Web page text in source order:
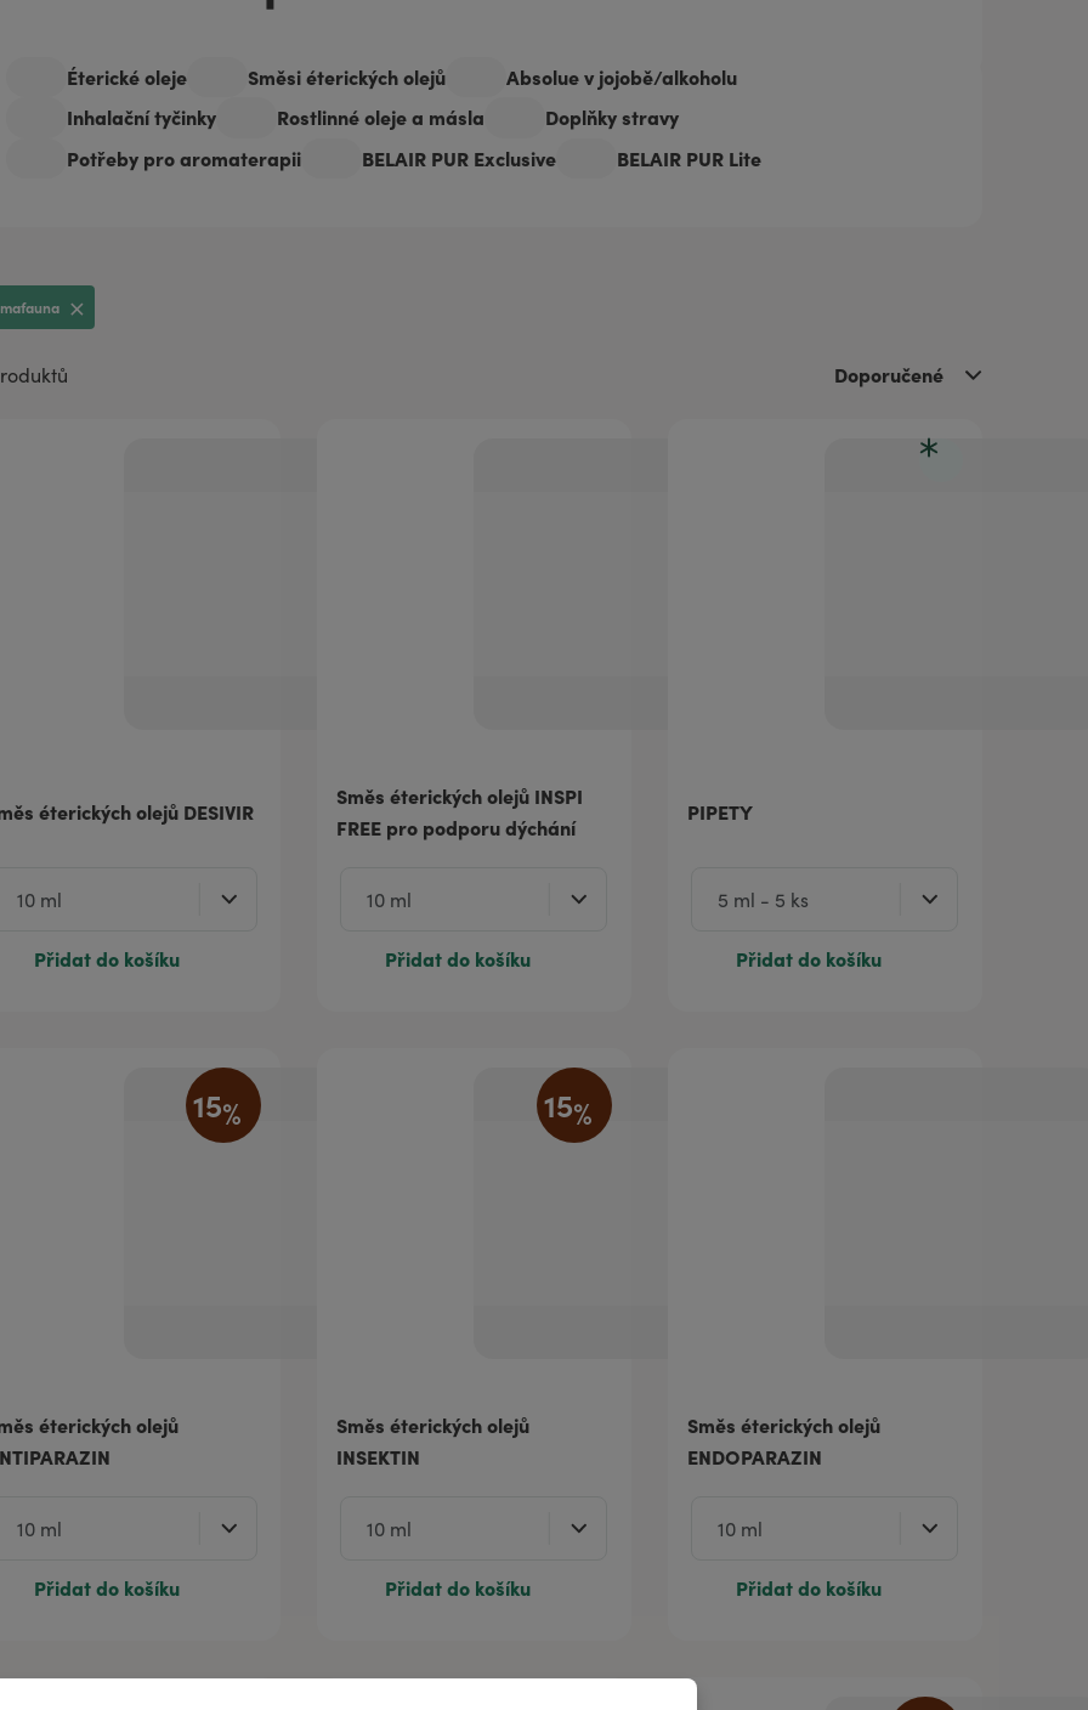
Éterické oleje Směsi éterických olejů
Absolue v jojobě/alkoholu
Inhalační tyčinky
Rostlinné oleje a másla
Doplňky stravy
Potřeby pro aromaterapii
BELAIR PUR Exclusive BELAIR PUR Lite
Doporučené
éterických olejů DESIVIR
Přidat do košíku
Směs éterických olejů INSPI
FREE pro podporu dýchání
Přidat do košíku
PIPETY
Přidat do košíku
15%
éterických olejů
Přidat do košíku
15%
Směs éterických olejů
INSEKTIN
Přidat do košíku
Směs éterických olejů
ENDOPARAZIN
Přidat do košíku